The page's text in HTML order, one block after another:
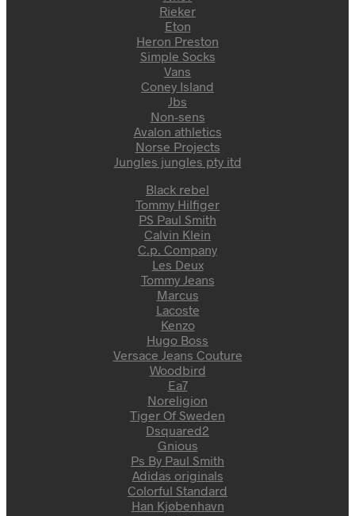
Rieker
Eton
Heron Preston
Simple Socks
Vans
Coney Island
Jbs
Non-sens
Avalon athletics
Norse Projects
Jungles jungles pty itd
Black rebel
Tommy Hilfiger
PS Paul Smith
Calvin Klein
C.p. Company
Les Deux
Tommy Jeans
Marcus
Lacoste
Kenzo
Hugo Boss
Versace Jeans Couture
Woodbird
Ea7
Noreligion
Tiger Of Sweden
Dsquared2
Gnious
Ps By Paul Smith
Adidas originals
Colorful Standard
Han Kjøbenhavn